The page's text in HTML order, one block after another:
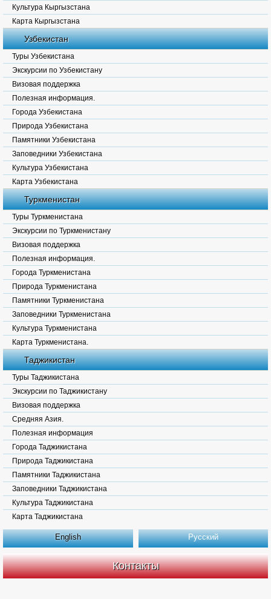
Культура Кыргызстана
Карта Кыргызстана
Узбекистан
Туры Узбекистана
Экскурсии по Узбекистану
Визовая поддержка
Полезная информация.
Города Узбекистана
Природа Узбекистана
Памятники Узбекистана
Заповедники Узбекистана
Культура Узбекистана
Карта Узбекистана
Туркменистан
Туры Туркменистана
Экскурсии по Туркменистану
Визовая поддержка
Полезная информация.
Города Туркменистана
Природа Туркменистана
Памятники Туркменистана
Заповедники Туркменистана
Культура Туркменистана
Карта Туркменистана.
Таджикистан
Туры Таджикистана
Экскурсии по Таджикистану
Визовая поддержка
Средняя Азия.
Полезная информация
Города Таджикистана
Природа Таджикистана
Памятники Таджикистана
Заповедники Таджикистана
Культура Таджикистана
Карта Таджикистана
English Русский
Контакты